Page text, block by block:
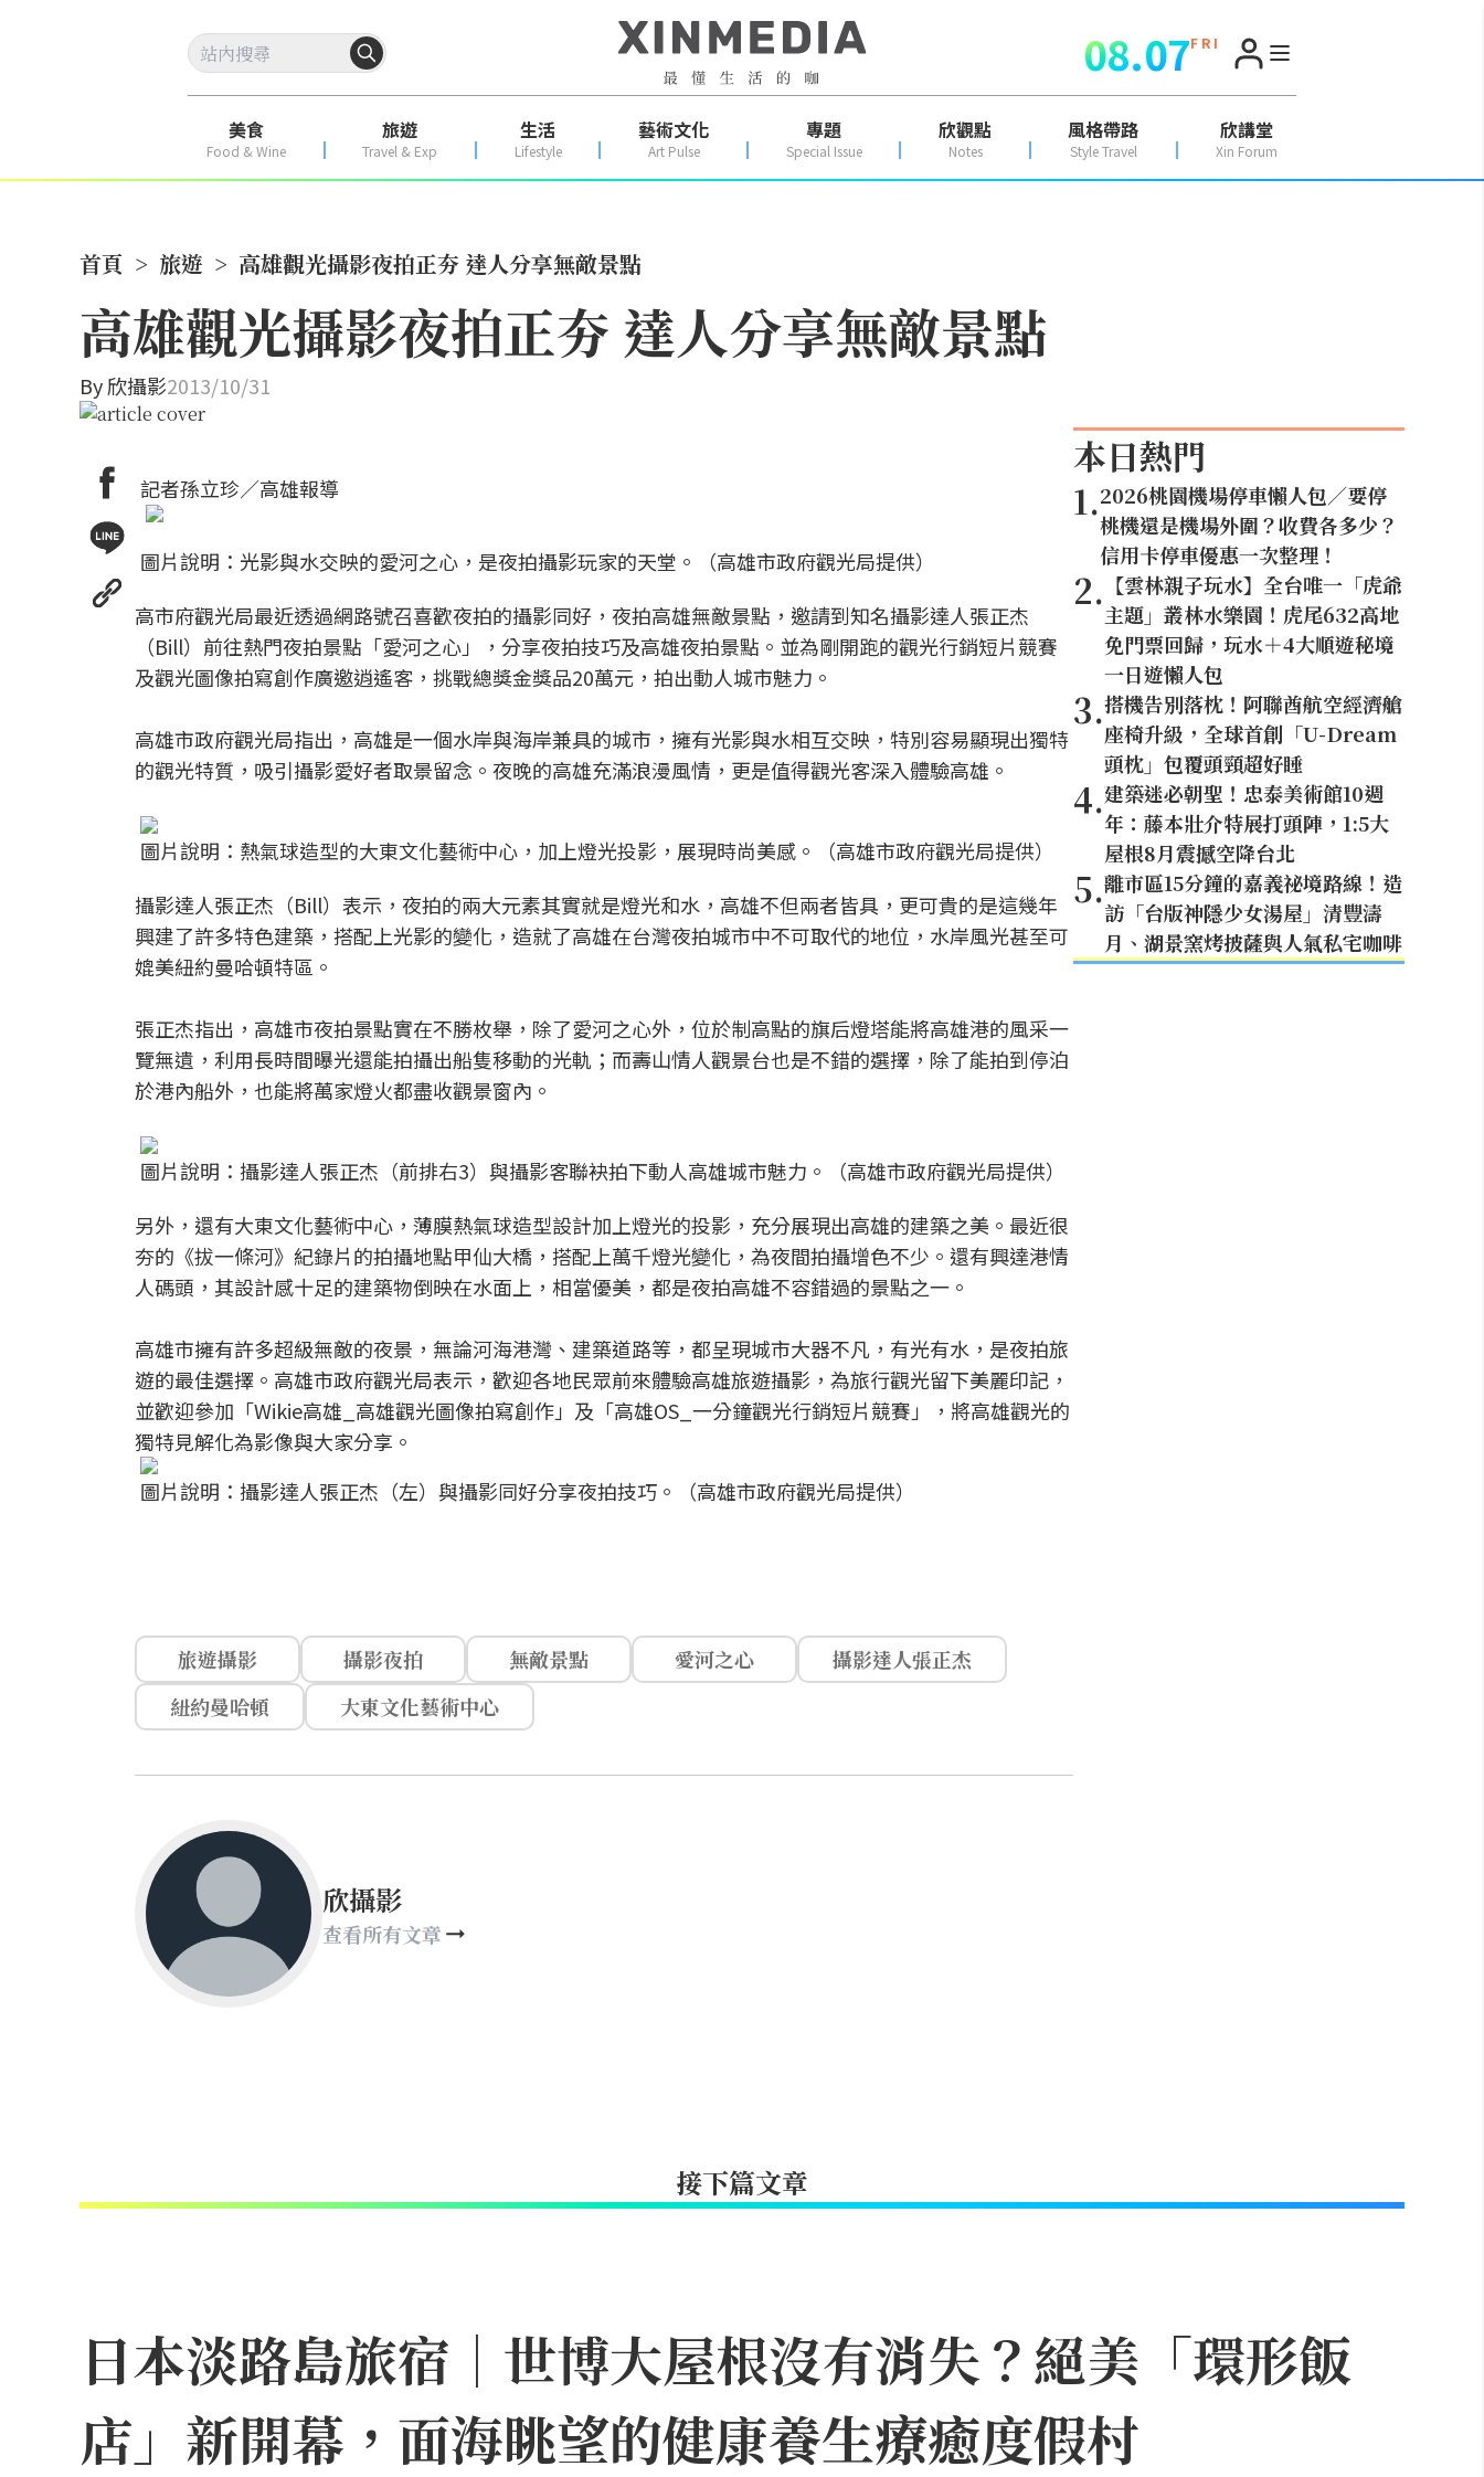
08.07F R I
美食
Food & Wine
旅遊
Travel & Exp
生活
Lifestyle
藝術文化
Art Pulse
專題
Special Issue
欣觀點
Notes
風格帶路
Style Travel
欣講堂
Xin Forum
首頁 > 旅遊 > 高雄觀光攝影夜拍正夯 達人分享無敵景點
高雄觀光攝影夜拍正夯 達人分享無敵景點
By欣攝影2013/10/31
記者孫立珍／高雄報導
圖片說明：光影與水交映的愛河之心，是夜拍攝影玩家的天堂。（高雄市政府觀光局提供）
高市府觀光局最近透過網路號召喜歡夜拍的攝影同好，夜拍高雄無敵景點，邀請到知名攝影達人張正杰
（Bill）前往熱門夜拍景點「愛河之心」，分享夜拍技巧及高雄夜拍景點。並為剛開跑的觀光行銷短片競賽
及觀光圖像拍寫創作廣邀逍遙客，挑戰總獎金獎品20萬元，拍出動人城市魅力。
高雄市政府觀光局指出，高雄是一個水岸與海岸兼具的城市，擁有光影與水相互交映，特別容易顯現出獨特
的觀光特質，吸引攝影愛好者取景留念。夜晚的高雄充滿浪漫風情，更是值得觀光客深入體驗高雄。
圖片說明：熱氣球造型的大東文化藝術中心，加上燈光投影，展現時尚美感。（高雄市政府觀光局提供）
攝影達人張正杰（Bill）表示，夜拍的兩大元素其實就是燈光和水，高雄不但兩者皆具，更可貴的是這幾年
興建了許多特色建築，搭配上光影的變化，造就了高雄在台灣夜拍城市中不可取代的地位，水岸風光甚至可
媲美紐約曼哈頓特區。
張正杰指出，高雄市夜拍景點實在不勝枚舉，除了愛河之心外，位於制高點的旗后燈塔能將高雄港的風采一
覽無遺，利用長時間曝光還能拍攝出船隻移動的光軌；而壽山情人觀景台也是不錯的選擇，除了能拍到停泊
於港內船外，也能將萬家燈火都盡收觀景窗內。
圖片說明：攝影達人張正杰（前排右3）與攝影客聯袂拍下動人高雄城市魅力。（高雄市政府觀光局提供）
另外，還有大東文化藝術中心，薄膜熱氣球造型設計加上燈光的投影，充分展現出高雄的建築之美。最近很
夯的《拔一條河》紀錄片的拍攝地點甲仙大橋，搭配上萬千燈光變化，為夜間拍攝增色不少。還有興達港情
人碼頭，其設計感十足的建築物倒映在水面上，相當優美，都是夜拍高雄不容錯過的景點之一。
高雄市擁有許多超級無敵的夜景，無論河海港灣、建築道路等，都呈現城市大器不凡，有光有水，是夜拍旅
遊的最佳選擇。高雄市政府觀光局表示，歡迎各地民眾前來體驗高雄旅遊攝影，為旅行觀光留下美麗印記，
並歡迎參加「Wikie高雄_高雄觀光圖像拍寫創作」及「高雄OS_一分鐘觀光行銷短片競賽」，將高雄觀光的
獨特見解化為影像與大家分享。
圖片說明：攝影達人張正杰（左）與攝影同好分享夜拍技巧。（高雄市政府觀光局提供）
旅遊攝影 攝影夜拍 無敵景點 愛河之心
攝影達人張正杰
紐約曼哈頓
大東文化藝術中心
欣攝影
查看所有文章
本日熱門
1.2026桃園機場停車懶人包／要停
桃機還是機場外圍？收費各多少？
信用卡停車優惠一次整理！
2. 【雲林親子玩水】全台唯一「虎爺
主題」叢林水樂園！虎尾632高地
免門票回歸，玩水＋4大順遊秘境
一日遊懶人包
3.搭機告別落枕！阿聯酋航空經濟艙
座椅升級，全球首創「U-Dream
頭枕」包覆頭頸超好睡
4.建築迷必朝聖！忠泰美術館10週
年：藤本壯介特展打頭陣，1:5大
屋根8月震撼空降台北
5.離市區15分鐘的嘉義祕境路線！造
訪「台版神隱少女湯屋」清豐濤
月、湖景窯烤披薩與人氣私宅咖啡
接下篇文章
日本淡路島旅宿｜世博大屋根沒有消失？絕美「環形飯
店」新開幕，面海眺望的健康養生療癒度假村